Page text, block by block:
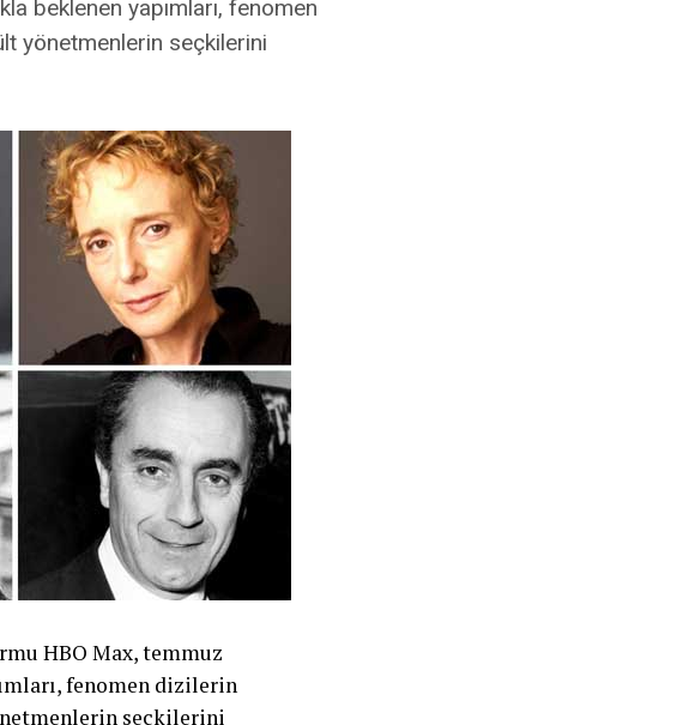
beklenen yapımları, fenomen
yönetmenlerin seçkilerini
HBO Max, temmuz
fenomen dizilerin
seçkilerini